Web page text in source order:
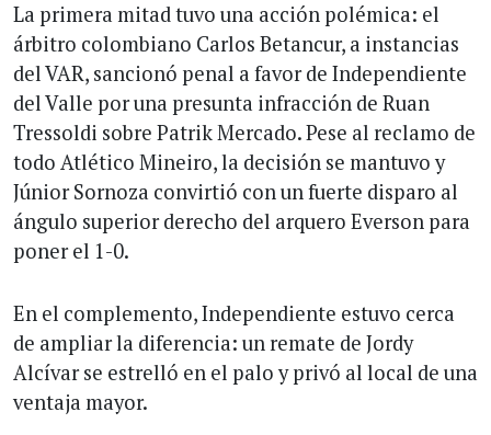
La primera mitad tuvo una acción polémica: el
árbitro colombiano Carlos Betancur, a instancias
del VAR, sancionó penal a favor de Independiente
del Valle por una presunta infracción de Ruan
Tressoldi sobre Patrik Mercado. Pese al reclamo de
todo Atlético Mineiro, la decisión se mantuvo y
Júnior Sornoza convirtió con un fuerte disparo al
ángulo superior derecho del arquero Everson para
poner el 1-0.
En el complemento, Independiente estuvo cerca
de ampliar la diferencia: un remate de Jordy
Alcívar se estrelló en el palo y privó al local de una
ventaja mayor.